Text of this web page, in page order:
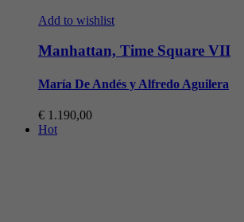
Add to wishlist
Manhattan, Time Square VII
María De Andés y Alfredo Aguilera
€ 1.190,00
Hot